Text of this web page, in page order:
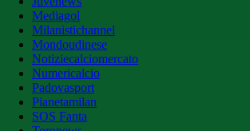
Mediagol
Milanistichannel
Mondoudinese
Notiziecalciomercato
Numericalcio
Padovasport
Pianetamilan
SOS Fanta